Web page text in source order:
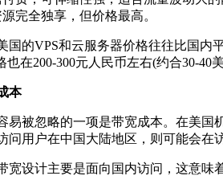
完全独享，但价格最高。
VPS和云服务器价格往往比国内平
也在200-300元人民币左右(约合30-
本
忽略的一项是带宽成本。在美国
问用户在中国大陆地区，则可能会在
设计主要是面向国内访问，这意味